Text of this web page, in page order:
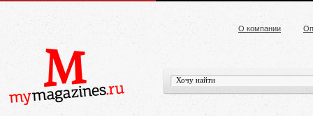
О компании